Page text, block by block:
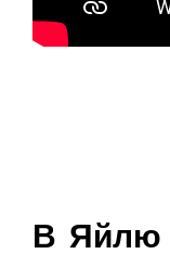
В Яйлю